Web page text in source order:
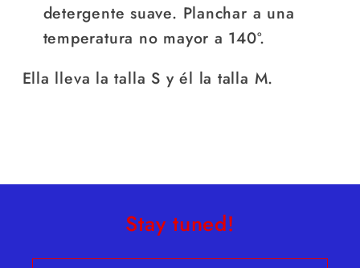
detergente suave. Planchar a una
temperatura no mayor a 140º.
Ella lleva la talla S y él la talla M.
Stay tuned!